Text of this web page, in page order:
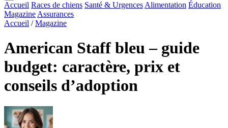
Accueil Races de chiens Santé & Urgences Alimentation Éducation
Magazine Assurances
Accueil / Magazine
American Staff bleu – guide
budget: caractère, prix et
conseils d’adoption